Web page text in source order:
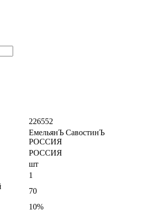
226552
ЕмельянЪ СавостинЪ
РОССИЯ
РОССИЯ
шт
1
70
10%